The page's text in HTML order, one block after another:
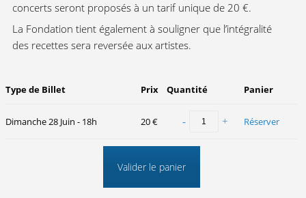
concerts seront proposés à un tarif unique de 20 €.
La Fondation tient également à souligner que l’intégralité
des recettes sera reversée aux artistes.
Type de Billet Prix Quantité Panier
Dimanche 28 Juin - 18h 20 € Réserver
Valider le panier